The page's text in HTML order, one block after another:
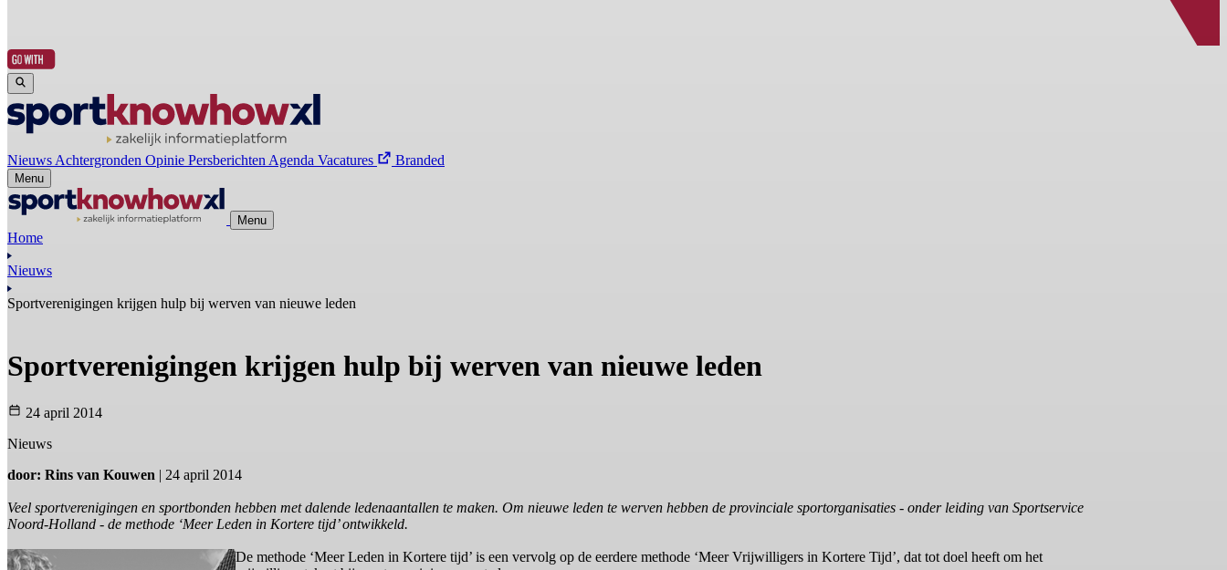
Nieuws Achtergronden Opinie Persberichten Agenda Vacatures Branded
Menu
Menu
Home
Nieuws
Sportverenigingen krijgen hulp bij werven van nieuwe leden
Sportverenigingen krijgen hulp bij werven van nieuwe leden
24 april 2014
Nieuws
door: Rins van Kouwen | 24 april 2014
Veel sportverenigingen en sportbonden hebben met dalende ledenaantallen te maken. Om nieuwe leden te werven hebben de provinciale sportorganisaties - onder leiding van Sportservice
Noord-Holland - de methode ‘Meer Leden in Kortere tijd’ ontwikkeld.
De methode ‘Meer Leden in Kortere tijd’ is een vervolg op de eerdere methode ‘Meer Vrijwilligers in Kortere Tijd’, dat tot doel heeft om het